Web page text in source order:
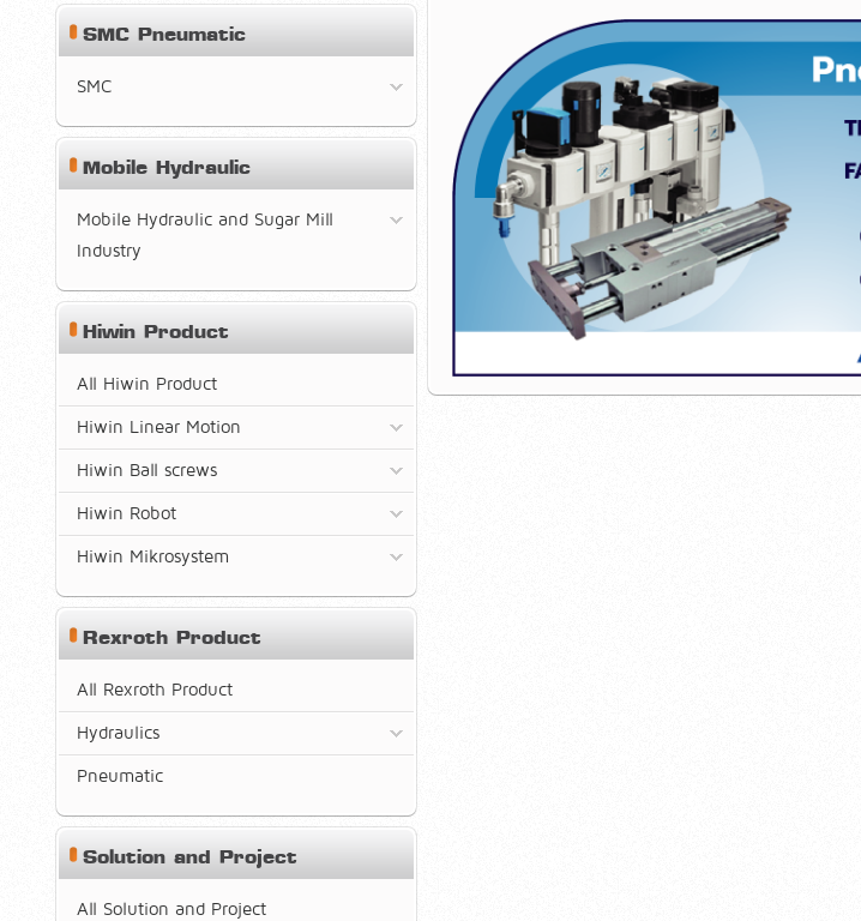
SMC Pneumatic
SMC
Mobile Hydraulic
Mobile Hydraulic and Sugar Mill
Industry
Hiwin Product
All Hiwin Product
Hiwin Linear Motion
Hiwin Ball screws
Hiwin Robot
Hiwin Mikrosystem
Rexroth Product
All Rexroth Product
Hydraulics
Pneumatic
Solution and Project
All Solution and Project